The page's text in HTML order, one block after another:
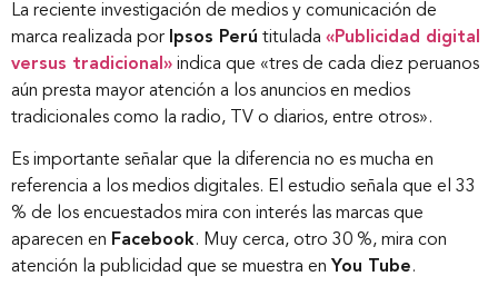
La reciente investigación de medios y comunicación de
marca realizada por Ipsos Perú titulada «Publicidad digital
versus tradicional» indica que «tres de cada diez peruanos
aún presta mayor atención a los anuncios en medios
tradicionales como la radio, TV o diarios, entre otros».
Es importante señalar que la diferencia no es mucha en
referencia a los medios digitales. El estudio señala que el 33
% de los encuestados mira con interés las marcas que
aparecen en Facebook. Muy cerca, otro 30 %, mira con
atención la publicidad que se muestra en You Tube.